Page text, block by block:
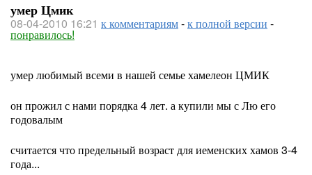
умер Цмик
08-04-2010 16:21 к комментариям-к полной версии -
понравилось!
умер любимый всеми в нашей семье хамелеон ЦМИК
он прожил с нами порядка 4 лет. а купили мы с Лю его
годовалым
считается что предельный возраст для иеменских хамов 3-4
года...